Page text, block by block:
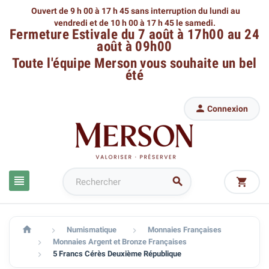
Ouvert de 9 h 00 à 17 h 45 sans interruption du lundi au
vendredi et de 10 h 00 à 17 h 45 le samedi.
Fermeture Estivale du 7 août à 17h00 au 24
août à 09h00
Toute l'équipe Mersonvous souhaite un bel
été
 
 Connexion

  Numismatique  Monnaies Françaises
 Monnaies Argent et Bronze Françaises
 5 Francs Cérès Deuxième République